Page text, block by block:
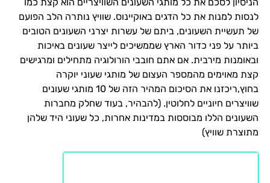
לנסות למנות את כל הדגים באוקיינוס. שוויץ נותרה הלב הפועם
של תעשיית השעונים, ביתם של עשרות יצרני השעונים הטובים
ביותר על פני כדור הארץ שממשיכים לייצר שעונים באיכות
ובאומנות מירבית. אם אתם חובבי הורולוגיה מתחילים ומרגישים
קצת מאוימים מהמספר העצום של מותגי שעוני יוקרה
בחוץ,ריכזנו את הסיכום המהיר הזה של 10 מותגי שעונים
שוויצרים חיוניים לחלוטין. (להבהיר, בעוד שחלק מחברות
השעונים הללו מבוססות במדינות אחרות, כל שעוני היד שלהן
מתוצרת שוויץ)